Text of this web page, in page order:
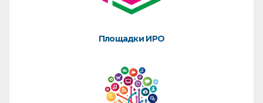
Площадки ИРО